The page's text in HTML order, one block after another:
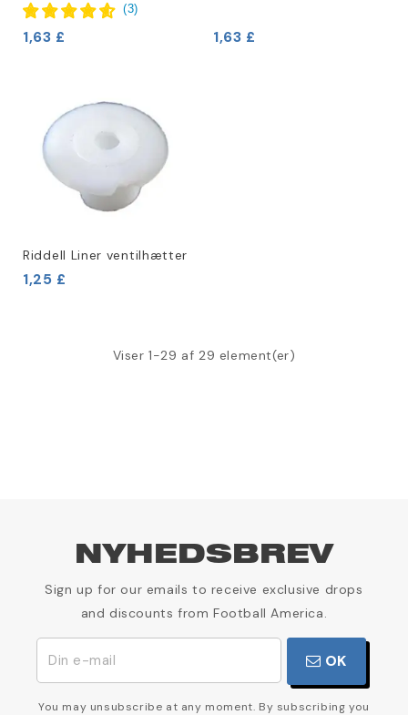
(3)
1,63 £ 1,63 £
Riddell Liner ventilhætter
1,25 £
Viser 1-29 af 29 element(er)
NYHEDSBREV
Sign up for our emails to receive exclusive drops
and discounts from Football America.
OK
You may unsubscribe at any moment. By subscribing you